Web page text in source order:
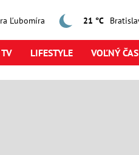
Ľubomíra 21 °C
LIFESTYLE VOĽNÝ ČAS